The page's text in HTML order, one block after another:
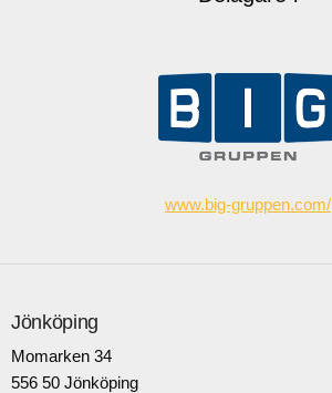
www.big-gruppen.com/
Jönköping
Momarken 34
556 50 Jönköping